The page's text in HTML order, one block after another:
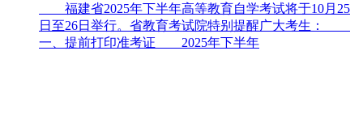
福建省2025年下半年高等教育自学考试将于10月25
日至26日举行。省教育考试院特别提醒广大考生：
一、提前打印准考证 2025年下半年